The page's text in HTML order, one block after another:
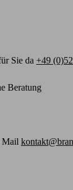
Sie da +49
Beratung
Mail